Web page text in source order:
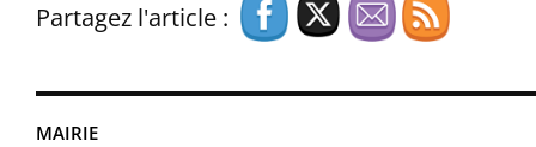
MAIRIE
Partagez l'article :